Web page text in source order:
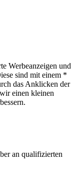
Werbeanzeigen und
sind mit einem *
das Anklicken der
einen kleinen
an qualifizierten